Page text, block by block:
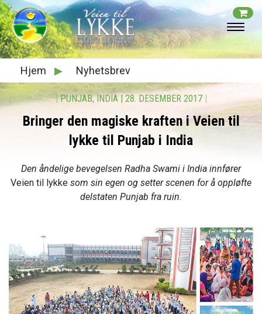
Hjem ▶ Nyhetsbrev
|PUNJAB, INDIA| 28. DESEMBER 2017 |
Bringer den magiske kraften i Veien til
lykke til Punjab i India
Den åndelige bevegelsen Radha Swami i India innfører
Veien til lykke som sin egen og setter scenen for å oppløfte
delstaten Punjab fra ruin.